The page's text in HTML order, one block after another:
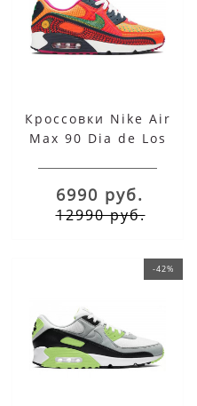
Кроссовки Nike Air
Max 90 Dia de Los
6990 руб.
12990 руб.
-42%